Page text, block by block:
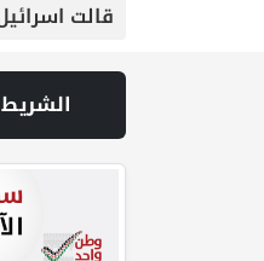
قالت
الشريط
الخضر لمرابة التزام التجار بشروط السلامة | الهيئة العامة للمدن الصناعية تنظم جولة في مدينة أريحا الصناعية الزراعية لتعزيز الاستثمارات | المحكمة العليا تجمد تحويل أموال للحريديين والمستوطنات صودق عليها بالكنيست | مصادر عبرية: مقتل جنديين وإصابة 7 آخرين بانفجار عبوة استهدفت قوة للاحتلال في جنوب لبنان | محافظ جنين يطلع ممثل الاتحاد الأوروبي على تصاعد انتهاكات الاحتلال والتوسع الاستعماري | الاحتلال يواصل اقتحام مخيم قلنديا ويعتدي على الصحفيين ويغلق عدة مداخل بالسواتر الترابية | الهجوم على بلدة تل: تحقيق الجيش الإسرائيلي يلمح إلى مقتل الجندي بنيران جنود أو مستوطنين |